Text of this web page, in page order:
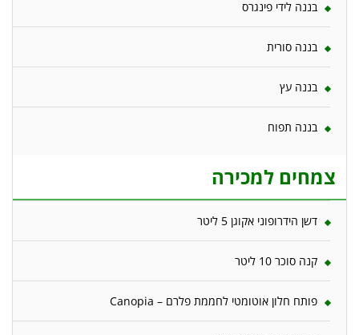
בננה לידי פינגרס
בננה סורית
בננה עץ
בננה תפוח
צמחים למכירה
דשן הידרופוני אקוגן 5 ליטר
קנה סוכר 10 ליטר
פותח חלון אוטומטי לחממת פלרם – Canopia